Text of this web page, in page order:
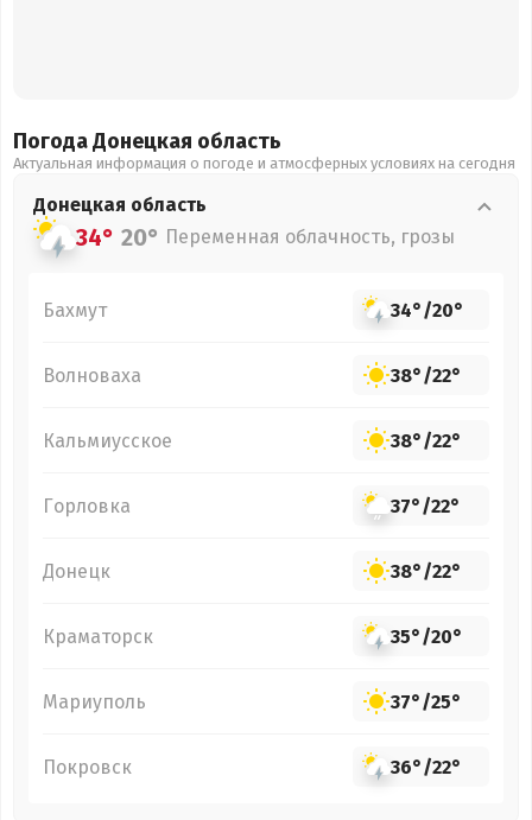
Погода Донецкая область
Актуальная информация о погоде и атмосферных условиях на сегодня
Донецкая область
34° 20° Переменная облачность, грозы
Бахмут 34°/20°
Волноваха 38°/22°
Кальмиусское 38°/22°
Горловка 37°/22°
Донецк 38°/22°
Краматорск 35°/20°
Мариуполь 37°/25°
Покровск 36°/22°